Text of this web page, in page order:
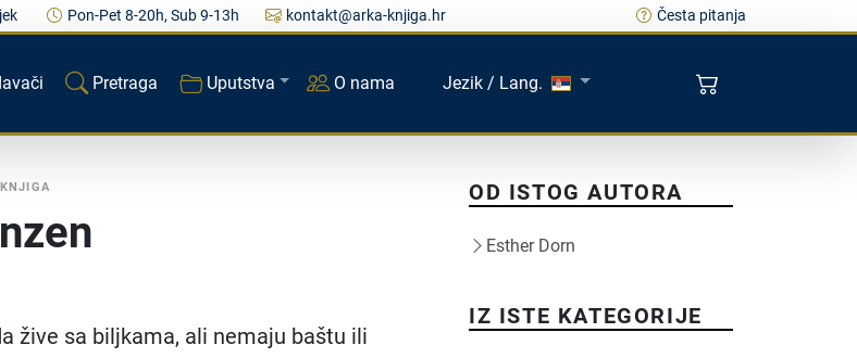
Pon-Pet 8-20h, Sub 9-13h kontakt@arka-knjiga.hr Česta pitanja
Pretraga Uputstva O nama Jezik / Lang.
žive sa biljkama, ali nemaju baštu ili
OD ISTOG AUTORA
Esther Dorn
IZ ISTE KATEGORIJE